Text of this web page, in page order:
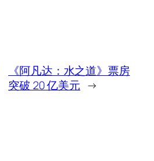
《阿凡达：水之道》票房
突破 20 亿美元 →